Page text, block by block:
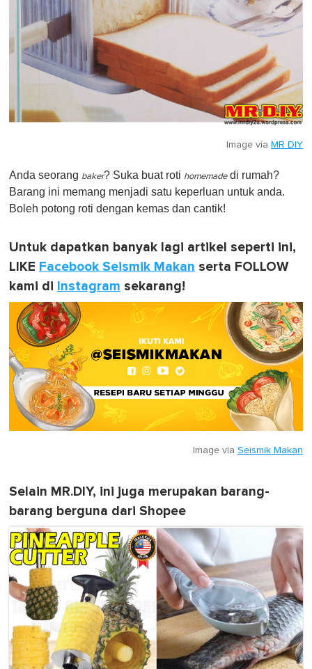
Image via MR DIY
Anda seorang baker? Suka buat roti homemadedi rumah?
Barang ini memang menjadi satu keperluan untuk anda.
Boleh potong roti dengan kemas dan cantik!
Untuk dapatkan banyak lagi artikel seperti ini,
LIKE Facebook Seismik Makan serta FOLLOW
kami di Instagram sekarang!
Image via Seismik Makan
Selain MR.DIY, ini juga merupakan barang-
barang berguna dari Shopee